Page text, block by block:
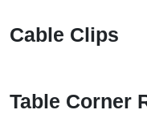
Cable Clips
Table Corner